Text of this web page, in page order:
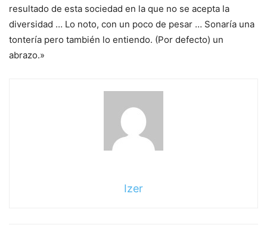
resultado de esta sociedad en la que no se acepta la
diversidad … Lo noto, con un poco de pesar … Sonaría una
tontería pero también lo entiendo. (Por defecto) un
abrazo.»
Izer